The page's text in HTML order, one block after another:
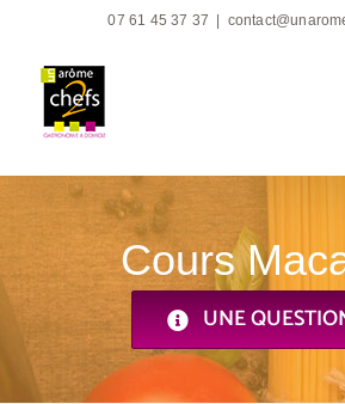
contenu
07 61 45 37 37
Cours
UNE